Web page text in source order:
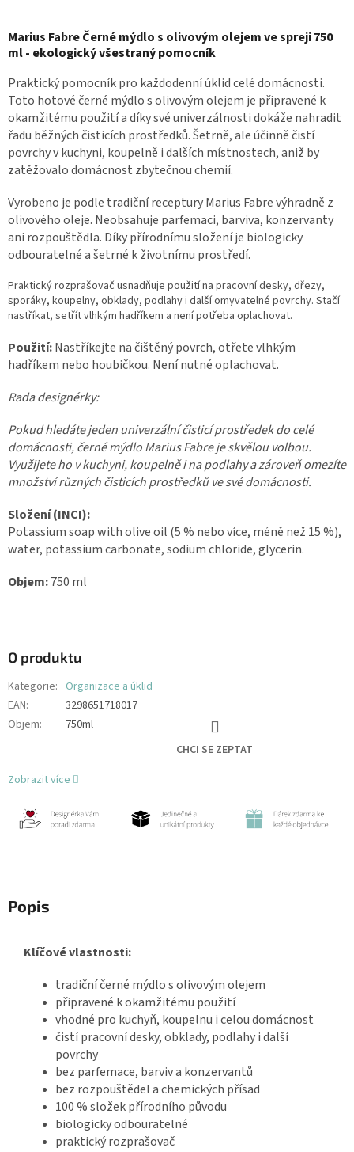
Marius Fabre Černé mýdlo s olivovým olejem ve spreji 750
ml - ekologický všestraný pomocník
Praktický pomocník pro každodenní úklid celé domácnosti.
Toto hotové černé mýdlo s olivovým olejem je připravené k
okamžitému použití a díky své univerzálnosti dokáže nahradit
řadu běžných čisticích prostředků. Šetrně, ale účinně čistí
povrchy v kuchyni, koupelně i dalších místnostech, aniž by
zatěžovalo domácnost zbytečnou chemií.
Vyrobeno je podle tradiční receptury Marius Fabre výhradně z
olivového oleje. Neobsahuje parfemaci, barviva, konzervanty
ani rozpouštědla. Díky přírodnímu složení je biologicky
odbouratelné a šetrné k životnímu prostředí.
Praktický rozprašovač usnadňuje použití na pracovní desky, dřezy,
sporáky, koupelny, obklady, podlahy i další omyvatelné povrchy. Stačí
nastříkat, setřít vlhkým hadříkem a není potřeba oplachovat.
Použití:Nastříkejte na čištěný povrch, otřete vlhkým
hadříkem nebo houbičkou. Není nutné oplachovat.
Rada designérky:
Pokud hledáte jeden univerzální čisticí prostředek do celé
domácnosti, černé mýdlo Marius Fabre je skvělou volbou.
Využijete ho v kuchyni, koupelně i na podlahy a zároveň omezíte
množství různých čisticích prostředků ve své domácnosti.
Složení (INCI):
Potassium soap with olive oil (5 % nebo více, méně než 15 %),
water, potassium carbonate, sodium chloride, glycerin.
Objem:750 ml
O produktu
Kategorie: Organizace a úklid
EAN:
3298651718017
Objem:
750ml
CHCI SE ZEPTAT
Zobrazit více
Popis
Klíčové vlastnosti:
tradiční černé mýdlo s olivovým olejem
připravené k okamžitému použití
vhodné pro kuchyň, koupelnu i celou domácnost
čistí pracovní desky, obklady, podlahy i další
povrchy
bez parfemace, barviv a konzervantů
bez rozpouštědel a chemických přísad
100 % složek přírodního původu
biologicky odbouratelné
praktický rozprašovač